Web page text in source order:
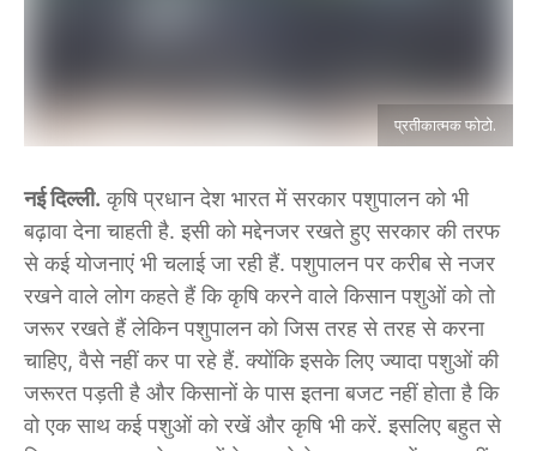
प्रतीकात्मक फोटो.
नई दिल्ली. कृषि प्रधान देश भारत में सरकार पशुपालन को भी
बढ़ावा देना चाहती है. इसी को मद्देनजर रखते हुए सरकार की तरफ
से कई योजनाएं भी चलाई जा रही हैं. पशुपालन पर करीब से नजर
रखने वाले लोग कहते हैं कि कृषि करने वाले किसान पशुओं को तो
जरूर रखते हैं लेकिन पशुपालन को जिस तरह से तरह से करना
चाहिए, वैसे नहीं कर पा रहे हैं. क्योंकि इसके लिए ज्यादा पशुओं की
जरूरत पड़ती है और किसानों के पास इतना बजट नहीं होता है कि
वो एक साथ कई पशुओं को रखें और कृषि भी करें. इसलिए बहुत से